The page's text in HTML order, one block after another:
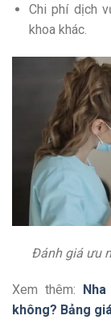
Chi phí dịch
khoa khác.
Đánh giá ưu
Xem thêm:
không? Bảng